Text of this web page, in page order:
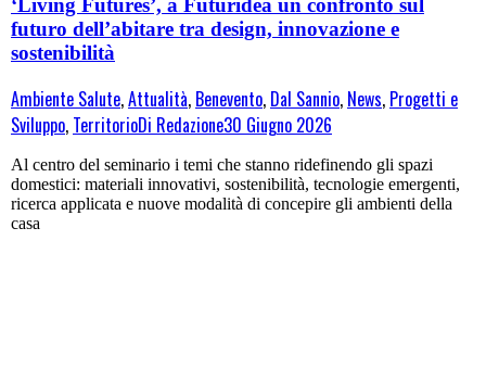
‘Living Futures’, a Futuridea un confronto sul
futuro dell’abitare tra design, innovazione e
sostenibilità
Ambiente Salute,Attualità, Benevento, Dal Sannio, News, Progetti e
Sviluppo, TerritorioDi Redazione30 Giugno 2026
Al centro del seminario i temi che stanno ridefinendo gli spazi
domestici: materiali innovativi, sostenibilità, tecnologie emergenti,
ricerca applicata e nuove modalità di concepire gli ambienti della
casa